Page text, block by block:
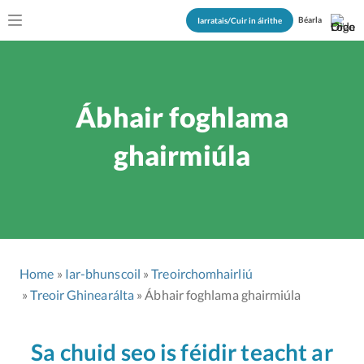
Iarratais/Cuir in áirithe Béarla
Ábhair foghlama
ghairmiúla
Home Iar-bhunscoil
Treoirchomhairliú
Treoir Ghinearálta
Ábhair foghlama ghairmiúla
Sa chuid seo is féidir teacht ar